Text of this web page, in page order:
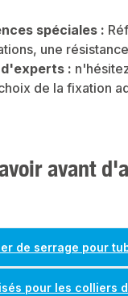
spéciales :
une
:
de la fixation
avant
de serrage pour
pour les colliers